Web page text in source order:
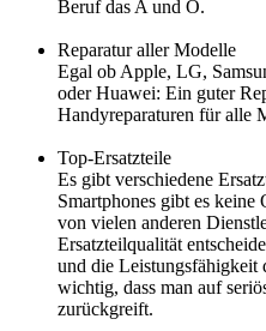
Beruf das A und O.
Reparatur aller Modelle
Egal ob Apple, LG,
oder Huawei: Ein guter
Handyreparaturen für alle
Top-Ersatzteile
Es gibt verschiedene
Smartphones gibt es
von vielen anderen
Ersatzteilqualität
und die Leistungsfähigkeit
wichtig, dass man auf
zurückgreift.